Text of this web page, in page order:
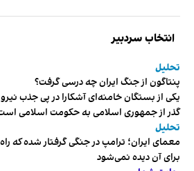
انتخاب سردبیر
تحلیل
پنتاگون از جنگ ایران چه درسی گرفت؟
یکی از بستگان خامنه‌ای آشکارا در پی جذب
گذر از جمهوری اسلامی به حکومت اسلامی
تحلیل
معمای ایران؛ ترامپ در جنگی گرفتار شده که
برای آن دیده نمی‌شود